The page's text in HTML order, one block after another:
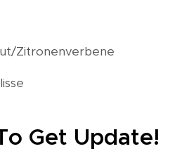
Zitronenverbene
Get Update!